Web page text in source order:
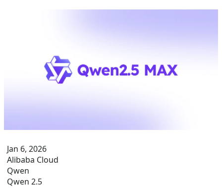
Jan 6, 2026
Alibaba Cloud
Qwen
Qwen 2.5